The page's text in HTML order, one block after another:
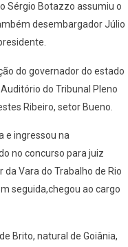
Sérgio Botazzo assumiu o
desembargador Júlio
do governador do estado
do Tribunal Pleno
Ribeiro, setor Bueno.
e ingressou na
no concurso para juiz
da Vara do Trabalho de Rio
seguida,chegou ao cargo
Brito, natural de Goiânia,